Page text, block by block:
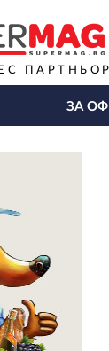
ПАРТНЬОР
ЗА